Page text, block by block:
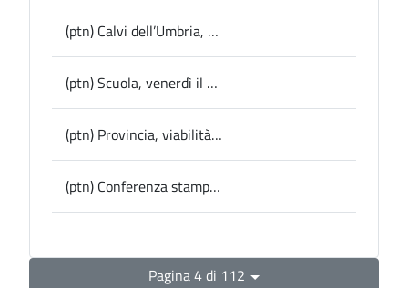
(ptn) Calvi dell’Umbria, presentato al Ministero il nuovo teatro all’aperto e il progetto di riqualificazione culturale dell’area del Monastero delle Orsoline
(ptn) Scuola, venerdì il sopralluogo della Provincia alla palestra dell’Istituto Tecnico Tecnologico “Allievi San Gallo”
(ptn) Provincia, viabilità: al via nuovi cantieri nell’Orvietano per 376mila euro
(ptn) Conferenza stampa in Provincia: Premio Letterario Città di Lugnano in Teverina e programma di iniziative – venerdì 26 giugno
Pagina 4 di 112